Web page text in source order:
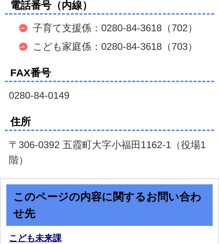
電話番号（内線）
子育て支援係：0280-84-3618（702）
こども家庭係：0280-84-3618（703）
FAX番号
0280-84-0149
住所
〒306-0392 五霞町大字小福田1162-1（役場1
階）
このページの内容に関するお問い合わ
せ先
こども未来課